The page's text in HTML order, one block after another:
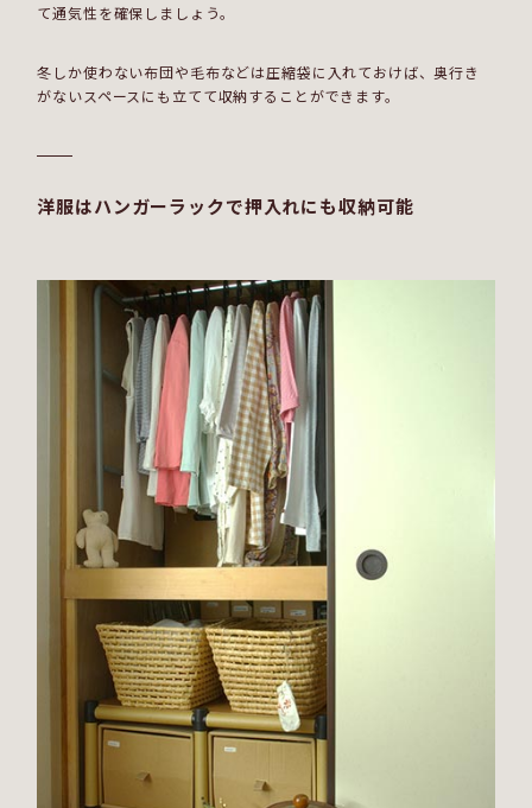
て通気性を確保しましょう。
冬しか使わない布団や毛布などは圧縮袋に入れておけば、奥行き
がないスペースにも立てて収納することができます。
洋服はハンガーラックで押入れにも収納可能